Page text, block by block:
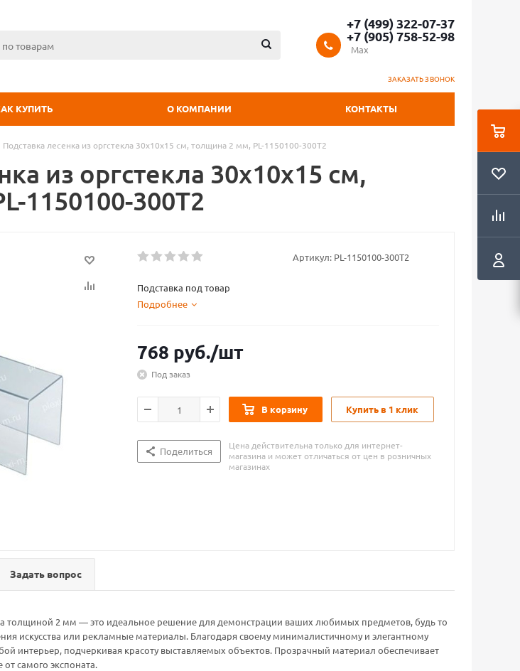
+7 (499) 322-07-37
+7 (905) 758-52-98
Max
ЗАКАЗАТЬ ЗВОНОК
КУПИТЬ О КОМПАНИИ КОНТАКТЫ
Подставка лесенка из оргстекла 30x10х15 см, толщина 2 мм, PL-1150100-300T2
из оргстекла 30x10х15 см,
1150100-300T2
Артикул: PL-1150100-300T2
Подставка под товар
Подробнее
768 руб./шт
Под заказ
В корзину Купить в 1 клик
Поделиться
Цена действительна только для интернет-
магазина и может отличаться от цен в розничных
магазинах
Задать вопрос
толщиной 2 мм — это идеальное решение для демонстрации ваших любимых предметов, будь то
искусства или рекламные материалы. Благодаря своему минималистичному и элегантному
интерьер, подчеркивая красоту выставляемых объектов. Прозрачный материал обеспечивает
самого экспоната.